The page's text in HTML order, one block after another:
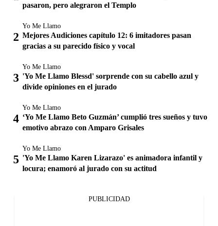
pasaron, pero alegraron el Templo
Yo Me Llamo
Mejores Audiciones capítulo 12: 6 imitadores pasan
gracias a su parecido físico y vocal
Yo Me Llamo
'Yo Me Llamo Blessd' sorprende con su cabello azul y
divide opiniones en el jurado
Yo Me Llamo
‘Yo Me Llamo Beto Guzmán’ cumplió tres sueños y tuvo
emotivo abrazo con Amparo Grisales
Yo Me Llamo
'Yo Me Llamo Karen Lizarazo' es animadora infantil y
locura; enamoró al jurado con su actitud
PUBLICIDAD